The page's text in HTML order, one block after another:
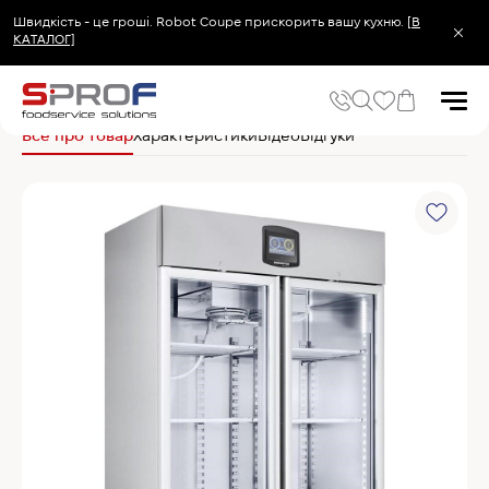
Швидкість - це гроші. Robot Coupe прискорить вашу кухню. [В
КАТАЛОГ]
Популярні запити
Печі та пароконвектомати
Холодильне та Морозильне обладнання
Овочерізки професійні
Хімія для пароконвектоматів
Хімія для посудомийних машин
Головна Холодильне та Морозильне обладнанняШафи для дозрівання
Все про товарХарактеристикиВідеоВідгуки